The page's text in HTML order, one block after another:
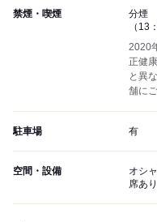
禁煙・喫煙
分煙
（13
2020
正健
と異
舗に
駐車場 有
空間・設備
オシ
席あ